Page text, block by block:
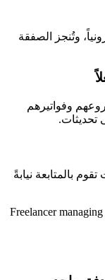
وتُنجز الصفقة
وفواتيرهم
تحديثات.
بالمتابعة نيابةً